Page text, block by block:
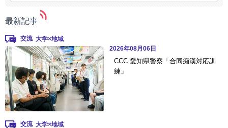
最新記事
交流
CCC 愛知県警察「合同痴漢対応訓
練」
2026年08月06日
交流